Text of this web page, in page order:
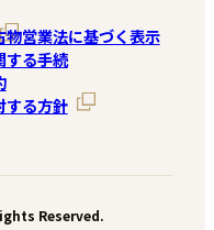
物営業法に基づく表示
する手続
する方針
Reserved.